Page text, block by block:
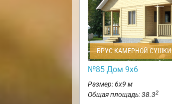
БРУС КАМЕРНОЙ СУШКИ
№85 Дом 9х6
Размер: 6х9 м
Общая площадь: 38.32